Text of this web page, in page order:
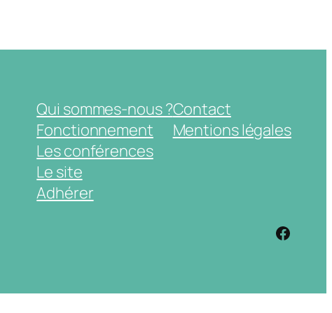
Qui sommes-nous ?
Fonctionnement
Les conférences
Le site
Adhérer
Contact
Mentions légales